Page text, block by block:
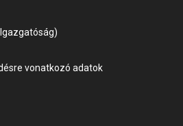
vonatkozó adatok